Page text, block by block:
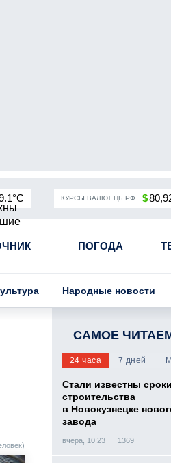
КУРСЫ ВАЛЮТ ЦБ РФ $
ПОГОДА
Угольная промышленность
Народные новости
САМОЕ
24 часа 7 дней
Стали известны сроки
строительства
в Новокузнецке
завода
вчера, 10:23 1369